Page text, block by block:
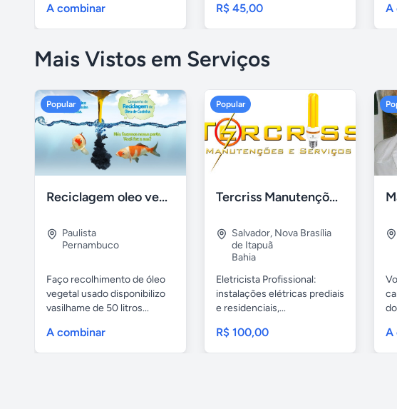
A combinar R$ 45,00 A
Mais Vistos em Serviços
Popular
Reciclagem oleo vegetal
Paulista
Pernambuco
Faço recolhimento de óleo
vegetal usado disponibilizo
vasilhame de 50 litros...
A combinar
Popular
Tercriss Manutenções e Serviços
Salvador, Nova Brasília
de Itapuã
Bahia
Eletricista Profissional:
instalações elétricas prediais
e residenciais,...
R$ 100,00 A